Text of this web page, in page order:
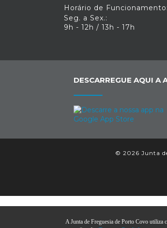
Horário de Funcionamento:
Seg. a Sex.:
9h - 12h / 13h - 17h
DESCARREGUE AQUI A
© 2026 Junta
A Junta de Freguesia de Porto Covo utiliza